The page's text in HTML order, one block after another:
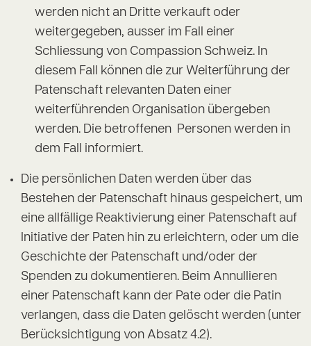
werden nicht an Dritte verkauft oder
weitergegeben, ausser im Fall einer
Schliessung von Compassion Schweiz. In
diesem Fall können die zur Weiterführung der
Patenschaft relevanten Daten einer
weiterführenden Organisation übergeben
werden. Die betroffenen Personen werden in
dem Fall informiert.
Die persönlichen Daten werden über das
Bestehen der Patenschaft hinaus gespeichert, um
eine allfällige Reaktivierung einer Patenschaft auf
Initiative der Paten hin zu erleichtern, oder um die
Geschichte der Patenschaft und/oder der
Spenden zu dokumentieren. Beim Annullieren
einer Patenschaft kann der Pate oder die Patin
verlangen, dass die Daten gelöscht werden (unter
Berücksichtigung von Absatz 4.2).